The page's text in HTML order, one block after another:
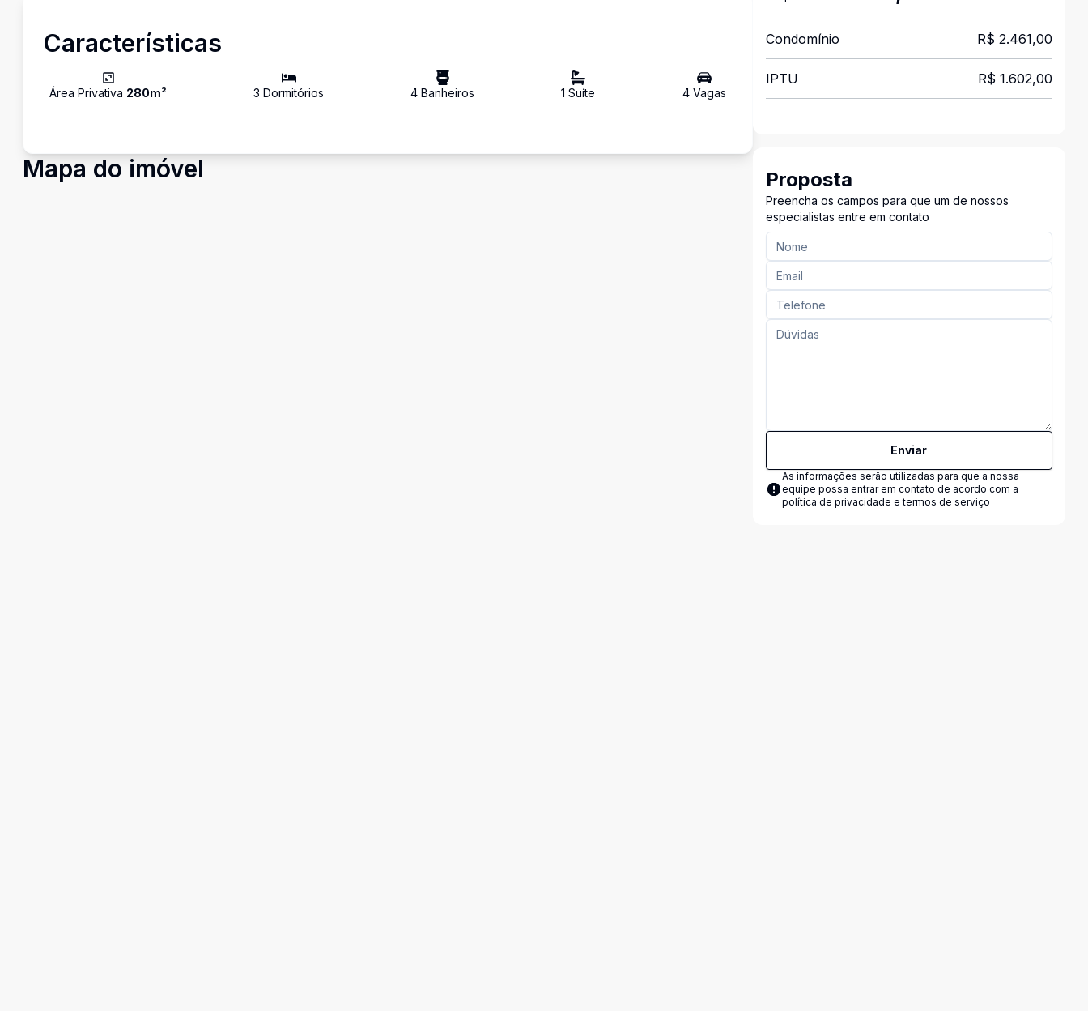
Características
Área Privativa 280m² 3 Dormitórios 4 Banheiros 1 Suíte 4Vagas
Mapa do imóvel
Condomínio R$ 2.461,00
IPTU R$ 1.602,00
Proposta
Preencha os campos para que um de nossos
especialistas entre em contato
Enviar
As informações serão utilizadas para que a nossa
equipe possa entrar em contato de acordo com a
política de privacidade e termos de serviço